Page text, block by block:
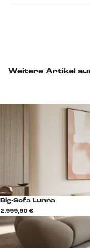
Weitere Artikel
Big-Sofa Lunna
2.999,90 €